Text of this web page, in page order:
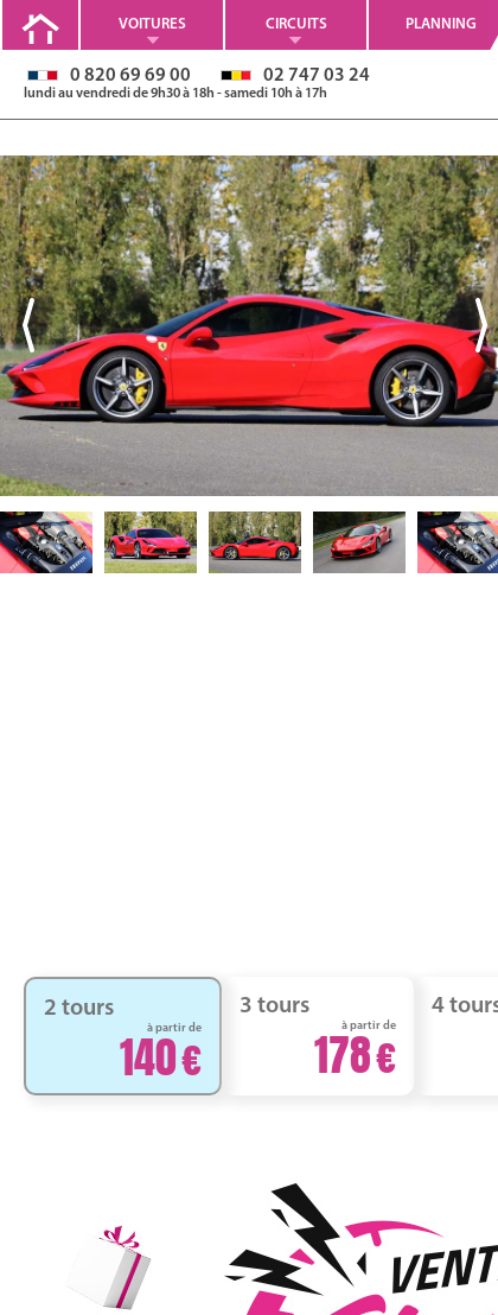
VOITURES CIRCUITS PLANNING
0 820 69 69 00 02 747 03 24
lundi au vendredi de 9h30 à 18h - samedi 10h à 17h
2 tours
à partir de
140
3 tours
à partir de
178
4